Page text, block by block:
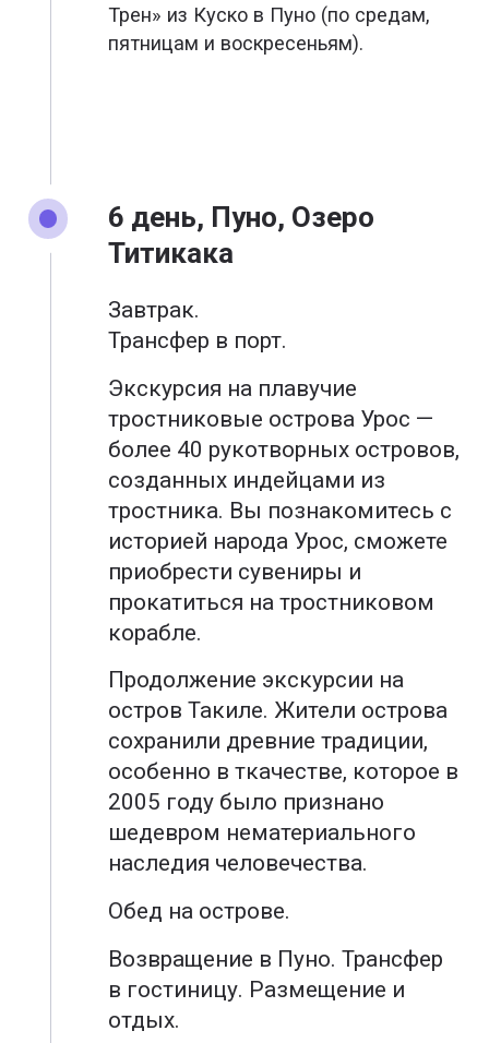
Трен» из Куско в Пуно (по средам,
пятницам и воскресеньям).
6 день, Пуно, Озеро
Титикака
Завтрак.
Трансфер в порт.
Экскурсия на плавучие
тростниковые острова Урос —
более 40 рукотворных островов,
созданных индейцами из
тростника. Вы познакомитесь с
историей народа Урос, сможете
приобрести сувениры и
прокатиться на тростниковом
корабле.
Продолжение экскурсии на
остров Такиле. Жители острова
сохранили древние традиции,
особенно в ткачестве, которое в
2005 году было признано
шедевром нематериального
наследия человечества.
Обед на острове.
Возвращение в Пуно. Трансфер
в гостиницу. Размещение и
отдых.